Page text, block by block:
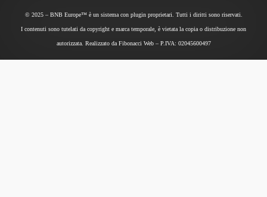
© 2025 – BNB Europe™ è un sistema con plugin proprietari. Tutti i diritti sono riservati.
I contenuti sono tutelati da copyright e marca temporale, è vietata la copia o distribuzione non
autorizzata. Realizzato da Fibonacci Web– P.IVA: 02045600497